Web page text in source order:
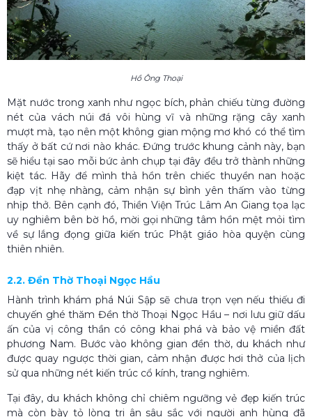
Hồ Ông Thoại
Mặt nước trong xanh như ngọc bích, phản chiếu từng đường
nét của vách núi đá vôi hùng vĩ và những rặng cây xanh
mượt mà, tạo nên một không gian mộng mơ khó có thể tìm
thấy ở bất cứ nơi nào khác. Đứng trước khung cảnh này, bạn
sẽ hiểu tại sao mỗi bức ảnh chụp tại đây đều trở thành những
kiệt tác. Hãy để mình thả hồn trên chiếc thuyền nan hoặc
đạp vịt nhẹ nhàng, cảm nhận sự bình yên thấm vào từng
nhịp thở. Bên cạnh đó, Thiền Viện Trúc Lâm An Giang tọa lạc
uy nghiêm bên bờ hồ, mời gọi những tâm hồn mệt mỏi tìm
về sự lắng đọng giữa kiến trúc Phật giáo hòa quyện cùng
thiên nhiên.
2.2. Đền Thờ Thoại Ngọc Hầu
Hành trình khám phá Núi Sập sẽ chưa trọn vẹn nếu thiếu đi
chuyến ghé thăm Đền thờ Thoại Ngọc Hầu – nơi lưu giữ dấu
ấn của vị công thần có công khai phá và bảo vệ miền đất
phương Nam. Bước vào không gian đền thờ, du khách như
được quay ngược thời gian, cảm nhận được hơi thở của lịch
sử qua những nét kiến trúc cổ kính, trang nghiêm.
Tại đây, du khách không chỉ chiêm ngưỡng vẻ đẹp kiến trúc
mà còn bày tỏ lòng tri ân sâu sắc với người anh hùng đã